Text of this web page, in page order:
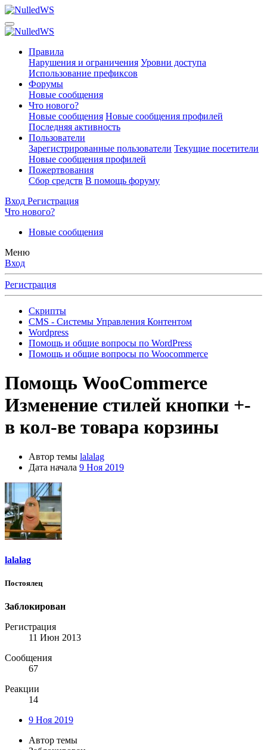
Правила
Нарушения и ограничения Уровни доступа
Использование префиксов
Форумы
Новые сообщения
Что нового?
Новые сообщения Новые сообщения профилей
Последняя активность
Пользователи
Зарегистрированные пользователи Текущие посетители
Новые сообщения профилей
Пожертвования
Сбор средств В помощь форуму
Вход Регистрация
Что нового?
Новые сообщения
Меню
Вход
Регистрация
Скрипты
CMS - Системы Управления Контентом
Wordpress
Помощь и общие вопросы по WordPress
Помощь и общие вопросы по Woocommerce
Помощь WooCommerce
Изменение стилей кнопки +-
в кол-ве товара корзины
Автор темы lalalag
Дата начала 9 Ноя 2019
lalalag
Постоялец
Заблокирован
Регистрация
11 Июн 2013
Сообщения
67
Реакции
14
9 Ноя 2019
Автор темы